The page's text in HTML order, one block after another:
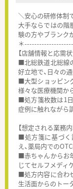
＼安心の研修体制
大手ならではの階
験の方やブランク
＊
【店舗情報と応需
■北総鉄道北総線
好立地で、日々の
■大型ショッピン
様々な医療機関か
■処方箋枚数は1
症例に触れながら
【想定される業務内
■処方箋に基づく
え、薬局内での
■赤ちゃんからお
じてセルフメディ
■処方内容に合わ
生活面からのトー